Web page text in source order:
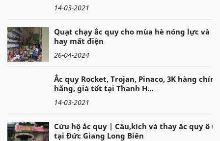
14-03-2021
Quạt chạy ắc quy cho mùa hè nóng lực và
hay mất điện
26-04-2024
Ắc quy Rocket, Trojan, Pinaco, 3K hàng chính
hãng, giá tốt tại Thanh H...
14-03-2021
Cứu hộ ắc quy | Câu,kích và thay ắc quy ô tô
tại Đức Giang Long Biên